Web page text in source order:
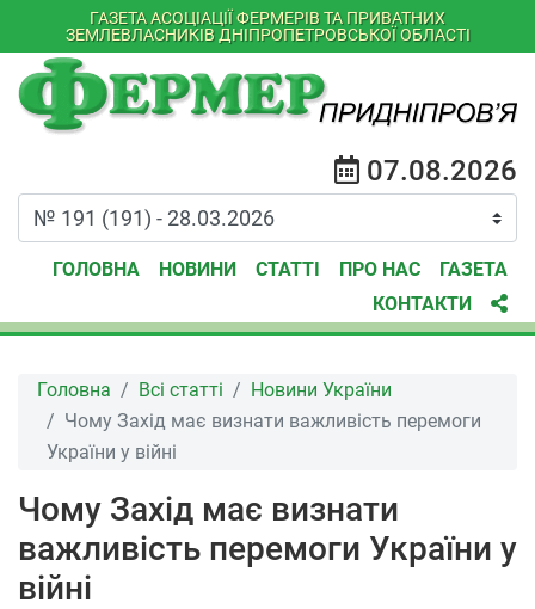
ГАЗЕТА АСОЦІАЦІЇ ФЕРМЕРІВ ТА ПРИВАТНИХ
ЗЕМЛЕВЛАСНИКІВ ДНІПРОПЕТРОВСЬКОЇ ОБЛАСТІ
07.08.2026
ГОЛОВНА НОВИНИ СТАТТІ ПРО НАС
ГАЗЕТА
КОНТАКТИ
Головна Всі статті
Новини України
Чому Захід має визнати важливість перемоги
України у війні
Чому Захід має визнати
важливість перемоги України у
війні